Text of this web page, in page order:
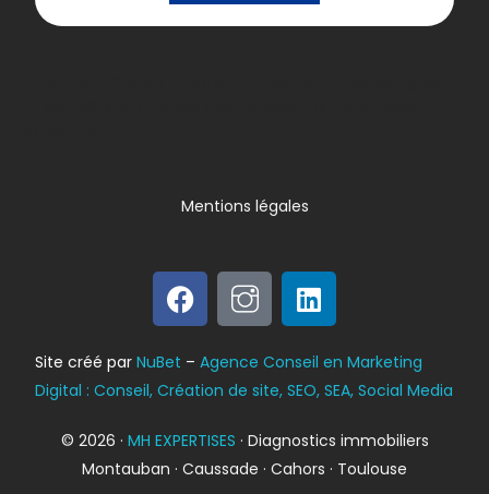
Bilan énergétique
DPE
© 2026 · MH EXPERTISES · Diagnostics immobiliers
Montauban · Caussade · Cahors · Toulouse
Site créé parNuBet –Agence Conseil en Marketing
Digital : Conseil, Création de site, SEO, SEA, Social Media
Mentions légales